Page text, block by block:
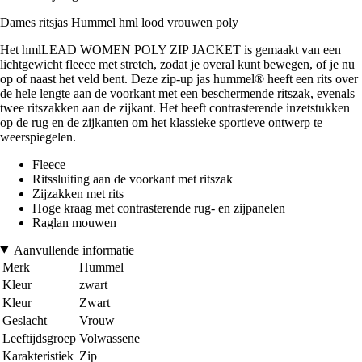
Dames ritsjas Hummel hml lood vrouwen poly
Het hmlLEAD WOMEN POLY ZIP JACKET is gemaakt van een
lichtgewicht fleece met stretch, zodat je overal kunt bewegen, of je nu
op of naast het veld bent. Deze zip-up jas hummel® heeft een rits over
de hele lengte aan de voorkant met een beschermende ritszak, evenals
twee ritszakken aan de zijkant. Het heeft contrasterende inzetstukken
op de rug en de zijkanten om het klassieke sportieve ontwerp te
weerspiegelen.
Fleece
Ritssluiting aan de voorkant met ritszak
Zijzakken met rits
Hoge kraag met contrasterende rug- en zijpanelen
Raglan mouwen
Aanvullende informatie
Merk
Hummel
Kleur
zwart
Kleur
Zwart
Geslacht
Vrouw
Leeftijdsgroep Volwassene
Karakteristiek Zip